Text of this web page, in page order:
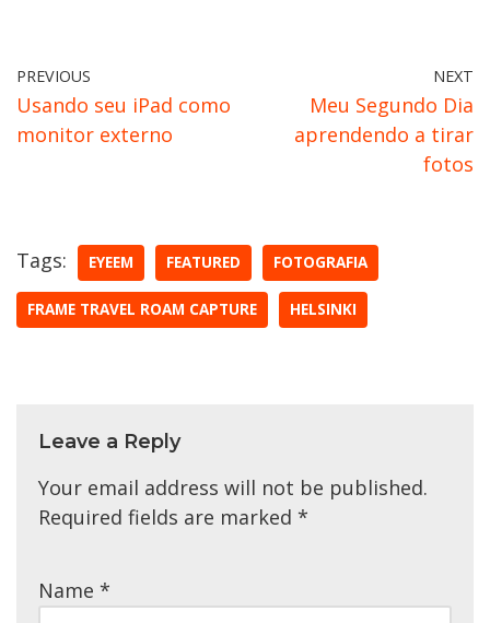
PREVIOUS
Usando seu iPad como
monitor externo
NEXT
Meu Segundo Dia
aprendendo a tirar
fotos
Tags: EYEEM FEATURED FOTOGRAFIA
FRAME TRAVEL ROAM CAPTURE HELSINKI
Leave a Reply
Your email address will not be published.
Required fields are marked *
Name *